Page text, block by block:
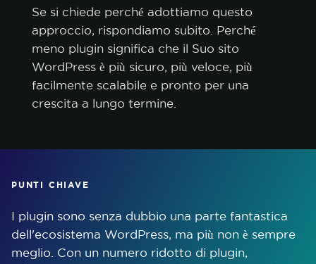
Se si chiede perché adottiamo questo
approccio, rispondiamo subito. Perché
meno plugin significa che il Suo sito
WordPress è più sicuro, più veloce, più
facilmente scalabile e pronto per una
crescita a lungo termine.
PUNTI CHIAVE
I plugin sono senza dubbio una parte fantastica
dell'ecosistema WordPress, ma più non è sempre
meglio. Con un numero ridotto di plugin,